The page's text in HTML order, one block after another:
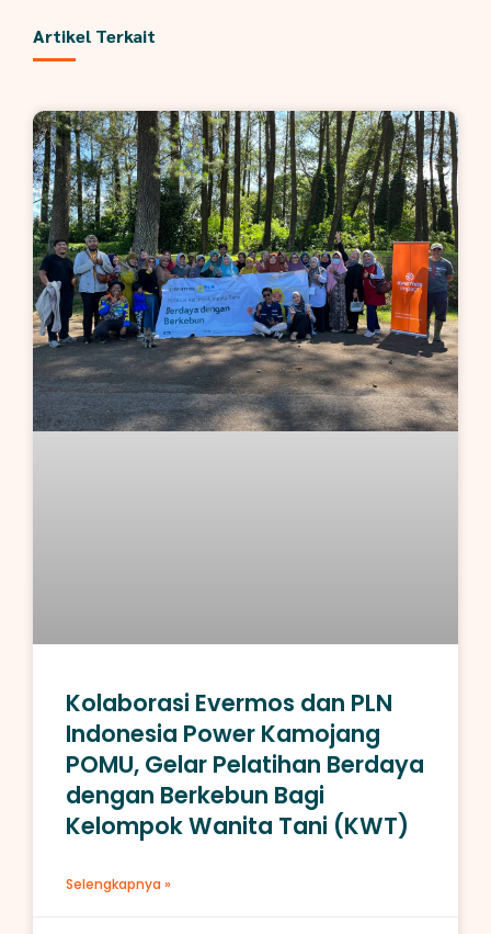
Artikel Terkait
Kolaborasi Evermos dan PLN
Indonesia Power Kamojang
POMU, Gelar Pelatihan Berdaya
dengan Berkebun Bagi
Kelompok Wanita Tani (KWT)
Selengkapnya »